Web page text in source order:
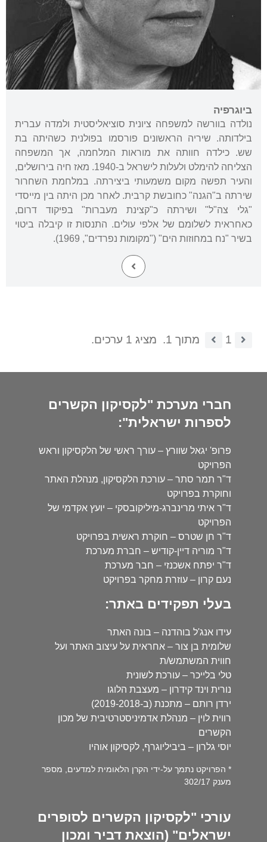
ביוגרפיה
נולדה בוורשה למשפחה ציונית סוציאליסטית ולמדה עברית
בילדותה. שיריה הראשונים פורסמו בפולנית כשהיתה בת
שש. כילדה חוותה את מוראות המלחמה, אך המשפחה
הצליחה להימלט ולעלות לישראל ב-1940. מאז חיה בירושלים,
והעיר תפשה מקום משמעותי ביצירתה. במלחמת השחרור
שירתה ב"הגנה" כחובשת קרבית. לאחר מכן היתה בין מייסדי
"גלי צה"ל" ושירתה כ"קצינת מעברות" בפיקוד דרום,
כאחראית לשלומם של אלפי עולים. התנסות זו קיבלה ביטוי
בשיר "נח במחוזות הים" ("מקומות נפרדים", 1969).
1 מתוך 1. מציג 1 ערכים.
חברי מערכת "לקסיקון הקשרים
לספרות ישראלית":
פרופ' יגאל שוורץ – עורך ראשי של הלקסיקון וראש
הפרויקט
ד"ר תמר סתר – עורכת הלקסיקון, מנהלת האתר
וחוקרת בפרויקט
ד"ר איתי מרינברג-מיליקובסקי – יועץ אקדמי של
הפרויקט
ד"ר חן שטרס – חוקרת ראשית בפרויקט
ד"ר מוריה דיין-קודיש – חברת מערכת
ד"ר יפתח אשכנזי – חבר מערכת
נעם קרון – עוזרת מחקר בפרויקט
בעלי תפקידים באתר:
עידו אנג'ל בוהדנה – בונה האתר
שלומית בן צור – אחראית על עיצוב האתר ועל
חווית המשתמש/ת
טלי בלייכר – עורכת לשונית
נורית וינד קידרון – מעצבת הלוגו
ירדן רותם – מתכנת (ב-2019-2018)
רווית לוין – מנהלת אדמיניסטרטיבית של מכון
הקשרים
יוסי גלרון – ביביליוגרף, לקסיקון אוהיו
* הפרויקט נתמך על-ידי הקרן הלאומית למדעים, מספר
מענק 302/17
עורכי "לקסיקון הקשרים לסופרים
ישראלים" (הוצאת דביר ומכון